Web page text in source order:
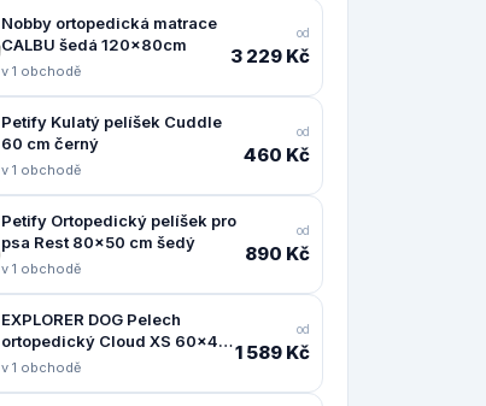
Nobby ortopedická matrace
CALBU šedá 120x80cm
v 1 obchodě
od
3 229 Kč
Petify Kulatý pelíšek Cuddle
60 cm černý
v 1 obchodě
od
460 Kč
Petify Ortopedický pelíšek pro
psa Rest 80x50 cm šedý
v 1 obchodě
od
890 Kč
EXPLORER DOG Pelech
ortopedický Cloud XS 60x40
Vanilla Beige
v 1 obchodě
od
1 589 Kč